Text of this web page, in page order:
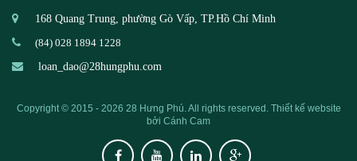
168 Quang Trung, phường Gò Vấp, TP.Hồ Chí Minh
(84) 028 1894 1228
loan_dao@28hungphu.com
Copyright © 2015 - 2026 28 Hưng Phú. All rights reserved. Thiết kế website
bởi Cánh Cam